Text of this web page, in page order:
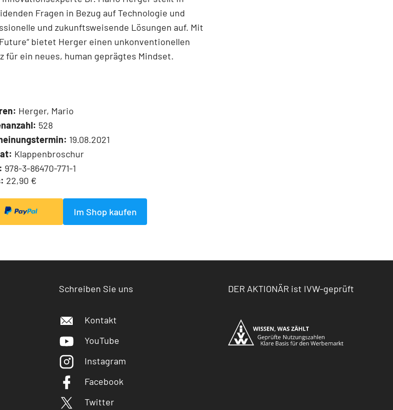
Fragen in Bezug auf Technologie und
und zukunftsweisende Lösungen auf. Mit
bietet Herger einen unkonventionellen
für ein neues, human geprägtes Mindset.
Herger, Mario
528
19.08.2021
Klappenbroschur
978-3-86470-771-1
22,90 €
Im Shop kaufen
Schreiben Sie uns
Kontakt
YouTube
Instagram
Facebook
Twitter
DER AKTIONÄR ist IVW-geprüft